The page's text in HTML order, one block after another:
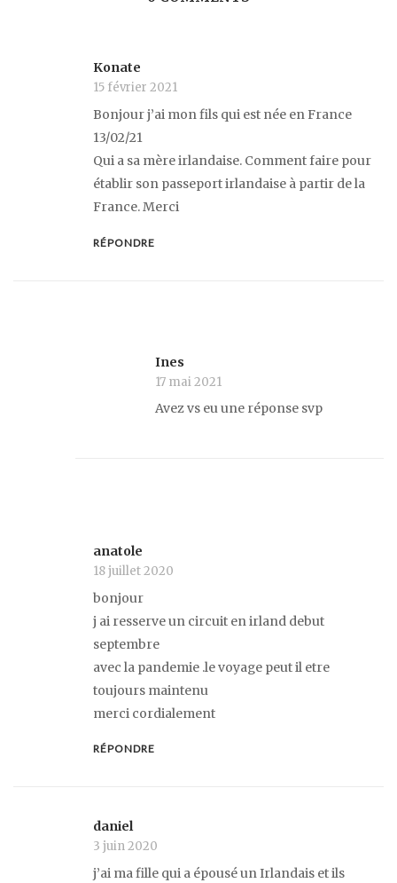
Konate
15 février 2021
Bonjour j’ai mon fils qui est née en France
13/02/21
Qui a sa mère irlandaise. Comment faire pour
établir son passeport irlandaise à partir de la
France. Merci
RÉPONDRE
Ines
17 mai 2021
Avez vs eu une réponse svp
anatole
18 juillet 2020
bonjour
j ai resserve un circuit en irland debut
septembre
avec la pandemie .le voyage peut il etre
toujours maintenu
merci cordialement
RÉPONDRE
daniel
3 juin 2020
j’ai ma fille qui a épousé un Irlandais et ils